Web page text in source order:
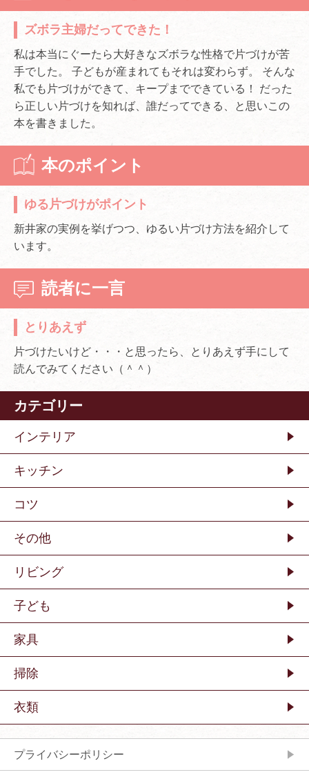
ズボラ主婦だってできた！
私は本当にぐーたら大好きなズボラな性格で片づけが苦
手でした。 子どもが産まれてもそれは変わらず。 そんな
私でも片づけができて、キープまでできている！ だった
ら正しい片づけを知れば、誰だってできる、と思いこの
本を書きました。
本のポイント
ゆる片づけがポイント
新井家の実例を挙げつつ、ゆるい片づけ方法を紹介して
います。
読者に一言
とりあえず
片づけたいけど・・・と思ったら、とりあえず手にして
読んでみてください（＾＾）
カテゴリー
インテリア
キッチン
コツ
その他
リビング
子ども
家具
掃除
衣類
プライバシーポリシー